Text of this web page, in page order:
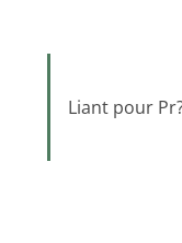
Liant pour